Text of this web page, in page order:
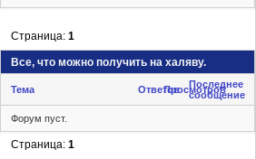
Все, что можно получить на халяву.
Страница:1
Тема ОтветовПросмотров
Последнее
сообщение
Форум пуст.
Страница:1